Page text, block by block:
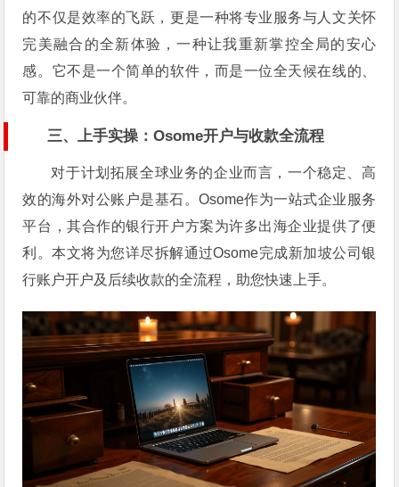
的不仅是效率的飞跃，更是一种将专业服务与人文关怀
完美融合的全新体验，一种让我重新掌控全局的安心
感。它不是一个简单的软件，而是一位全天候在线的、
可靠的商业伙伴。
三、上手实操：Osome开户与收款全流程
对于计划拓展全球业务的企业而言，一个稳定、高
效的海外对公账户是基石。Osome作为一站式企业服务
平台，其合作的银行开户方案为许多出海企业提供了便
利。本文将为您详尽拆解通过Osome完成新加坡公司银
行账户开户及后续收款的全流程，助您快速上手。